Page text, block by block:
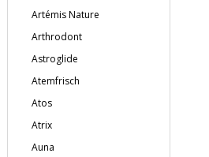
Artémis Nature
Arthrodont
Astroglide
Atemfrisch
Atos
Atrix
Auna